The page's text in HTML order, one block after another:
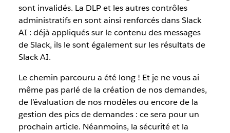
sont invalidés. La DLP et les autres contrôles
administratifs en sont ainsi renforcés dans Slack
AI : déjà appliqués sur le contenu des messages
de Slack, ils le sont également sur les résultats de
Slack AI.
Le chemin parcouru a été long ! Et je ne vous ai
même pas parlé de la création de nos demandes,
de l’évaluation de nos modèles ou encore de la
gestion des pics de demandes : ce sera pour un
prochain article. Néanmoins, la sécurité et la